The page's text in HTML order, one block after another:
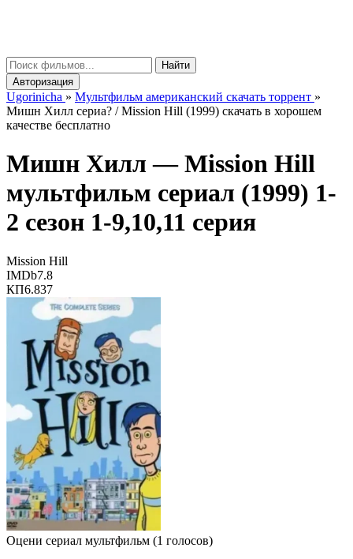
Найти
Авторизация
Ugorinicha » Мультфильм американский скачать торрент »
Мишн Хилл сериа? / Mission Hill (1999) скачать в хорошем
качестве бесплатно
Мишн Хилл —Mission Hill
мультфильм сериал (1999) 1-
2 сезон 1-9,10,11 серия
Mission Hill
IMDb7.8
КП6.837
Оцени сериал мультфильм (1 голосов)